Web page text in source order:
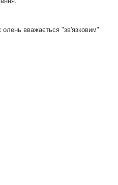
вважається "зв'язковим"